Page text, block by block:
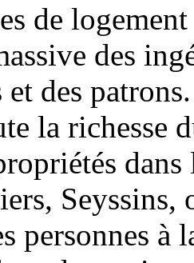
de
des
et des
la richesse
Seyssins,
personnes à